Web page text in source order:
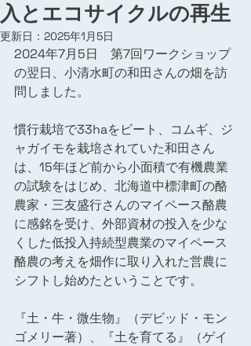
入とエコサイクルの再生
更新日： 2025年1月5日
2024年7月5日　第7回ワークショップ
の翌日、小清水町の和田さんの畑を訪
問しました。
慣行栽培で33haをビート、コムギ、ジ
ャガイモを栽培されていた和田さん
は、15年ほど前から小面積で有機農業
の試験をはじめ、北海道中標津町の酪
農家・三友盛行さんのマイペース酪農
に感銘を受け、外部資材の投入を少な
くした低投入持続型農業のマイペース
酪農の考えを畑作に取り入れた営農に
シフトし始めたということです。
『土・牛・微生物』（デビッド・モン
ゴメリー著）、『土を育てる』（ゲイ